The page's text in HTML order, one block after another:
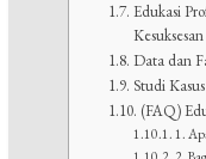
Edukasi
Data dan
Studi Kasus
(FAQ)
1.